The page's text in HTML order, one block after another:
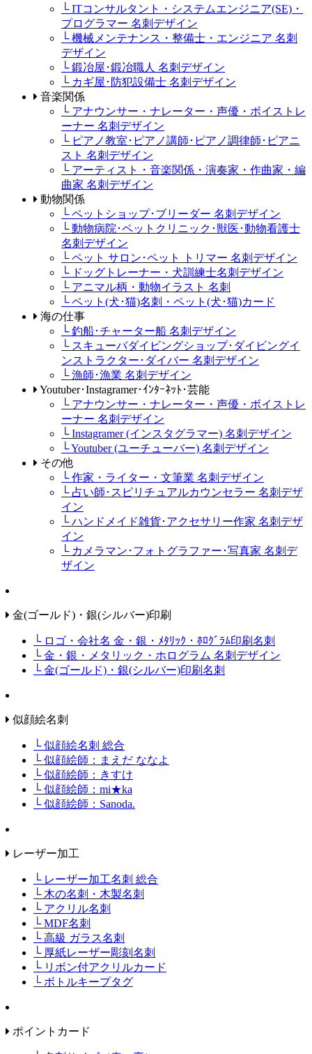
└ ITコンサルタント・システムエンジニア(SE)・
プログラマー 名刺デザイン
└ 機械メンテナンス・整備士・エンジニア 名刺
デザイン
└ 鍛冶屋･鍛冶職人 名刺デザイン
└ カギ屋･防犯設備士 名刺デザイン
音楽関係
└ アナウンサー・ナレーター・声優・ボイストレ
ーナー 名刺デザイン
└ ピアノ教室･ピアノ講師･ピアノ調律師･ピアニ
スト 名刺デザイン
└ アーティスト・音楽関係・演奏家・作曲家・編
曲家 名刺デザイン
動物関係
└ ペットショップ･ブリーダー 名刺デザイン
└ 動物病院･ペットクリニック･獣医･動物看護士
名刺デザイン
└ ペット サロン･ペット トリマー 名刺デザイン
└ ドッグトレーナー・犬訓練士名刺デザイン
└ アニマル柄・動物イラスト 名刺
└ ペット(犬･猫)名刺・ペット(犬･猫)カード
海の仕事
└ 釣船･チャーター船 名刺デザイン
└ スキューバダイビングショップ･ダイビングイ
ンストラクター･ダイバー 名刺デザイン
└ 漁師･漁業 名刺デザイン
Youtuber･Instagramer･ｲﾝﾀｰﾈｯﾄ･芸能
└ アナウンサー・ナレーター・声優・ボイストレ
ーナー 名刺デザイン
└ Instagramer (インスタグラマー) 名刺デザイン
└ Youtuber (ユーチューバー) 名刺デザイン
その他
└ 作家・ライター・文筆業 名刺デザイン
└ 占い師･スピリチュアルカウンセラー 名刺デザ
イン
└ ハンドメイド雑貨･アクセサリー作家 名刺デザ
イン
└ カメラマン･フォトグラファー･写真家 名刺デ
ザイン
金(ゴールド)・銀(シルバー)印刷
└ ロゴ・会社名 金・銀・ﾒﾀﾘｯｸ・ﾎﾛｸﾞﾗﾑ印刷名刺
└ 金・銀・メタリック・ホログラム 名刺デザイン
└ 金(ゴールド)・銀(シルバー)印刷名刺
似顔絵名刺
└ 似顔絵名刺 総合
└ 似顔絵師：まえだ ななよ
└ 似顔絵師：きすけ
└ 似顔絵師：mi★ka
└ 似顔絵師：Sanoda.
レーザー加工
└ レーザー加工名刺 総合
└ 木の名刺・木製名刺
└ アクリル名刺
└ MDF名刺
└ 高級 ガラス名刺
└ 厚紙レーザー彫刻名刺
└ リボン付アクリルカード
└ ボトルキープタグ
ポイントカード